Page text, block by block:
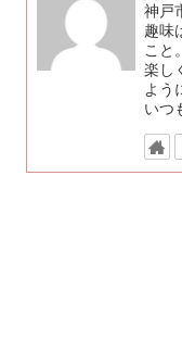
神戸
趣味
こと。
楽し
よう
いつ